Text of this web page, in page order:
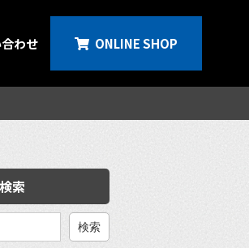
わせ ONLINE SHOP
索